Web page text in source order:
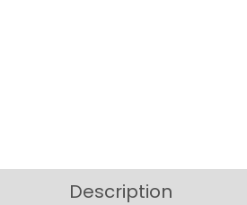
Description